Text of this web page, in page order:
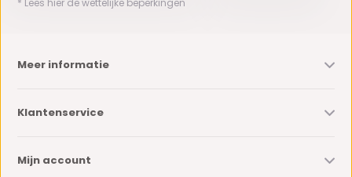
Meer informatie
Klantenservice
Mijn account